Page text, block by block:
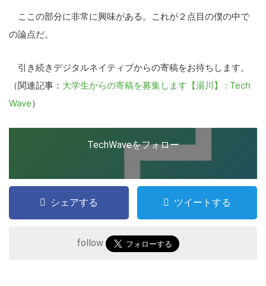
ここの部分に非常に興味がある。これが２点目の僕の中で
の論点だ。
引き続きデジタルネイティブからの寄稿をお待ちします。
（関連記事： 大学生からの寄稿を募集します【湯川】 : Tech
Wave）
TechWaveをフォロー
シェアする ツイートする
follow